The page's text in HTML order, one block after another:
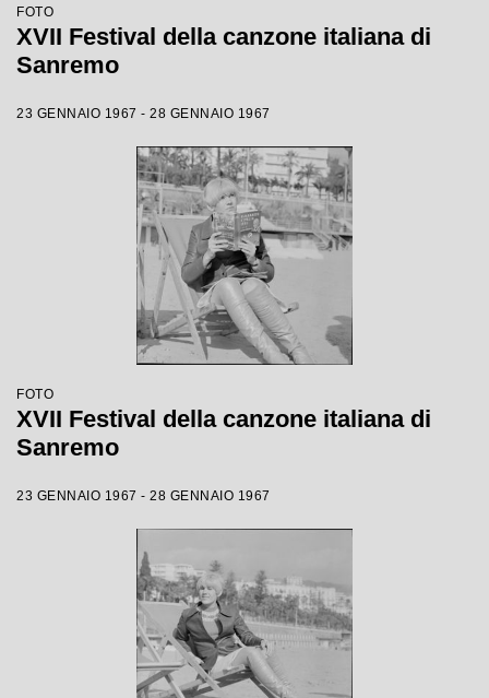
FOTO
XVII Festival della canzone italiana di
Sanremo
23 GENNAIO 1967 - 28 GENNAIO 1967
FOTO
XVII Festival della canzone italiana di
Sanremo
23 GENNAIO 1967 - 28 GENNAIO 1967